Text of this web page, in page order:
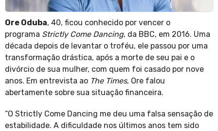
Ore Oduba, 40, ficou conhecido por vencer o
programa Strictly Come Dancing, da BBC, em 2016. Uma
década depois de levantar o troféu, ele passou por uma
transformação drástica, após a morte de seu pai e o
divórcio de sua mulher, com quem foi casado por nove
anos. Em entrevista ao The Times, Ore falou
abertamente sobre sua situação financeira.
“O Strictly Come Dancing me deu uma falsa sensação de
estabilidade. A dificuldade nos últimos anos tem sido